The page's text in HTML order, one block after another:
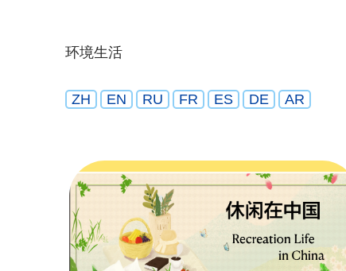
环境生活
ZH EN RU FR ES DE AR